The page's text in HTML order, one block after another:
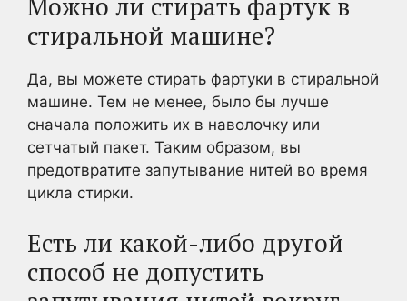
стиральной машине?
Да, вы можете стирать фартуки в стиральной
машине. Тем не менее, было бы лучше
сначала положить их в наволочку или
сетчатый пакет. Таким образом, вы
предотвратите запутывание нитей во время
цикла стирки.
Есть ли какой-либо другой
способ не допустить